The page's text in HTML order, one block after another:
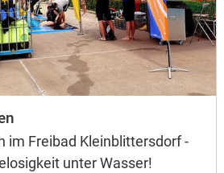
im Freibad Kleinblittersdorf -
unter Wasser!